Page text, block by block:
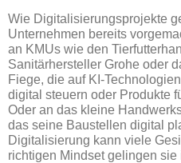
Wie Digitalisierungsprojekte
Unternehmen bereits
an KMUs wie den
Sanitärhersteller Grohe oder
Fiege, die auf KI-
digital steuern oder Produkte
Oder an das kleine
das seine Baustellen digital
Digitalisierung kann viele
richtigen Mindset gelingen